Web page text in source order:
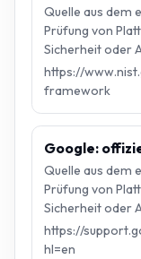
Quelle aus dem
Prüfung von
Sicherheit oder
https://
framework
Google:
Quelle aus dem
Prüfung von
Sicherheit oder
https://
hl=en